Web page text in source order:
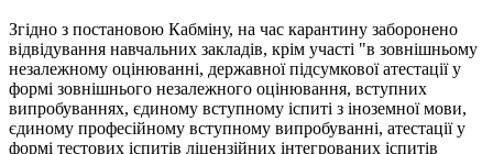
Згідно з постановою Кабміну, на час карантину заборонено
відвідування навчальних закладів, крім участі "в зовнішньому
незалежному оцінюванні, державної підсумкової атестації у
формі зовнішнього незалежного оцінювання, вступних
випробуваннях, єдиному вступному іспиті з іноземної мови,
єдиному професійному вступному випробуванні, атестації у
формі тестових іспитів ліцензійних інтегрованих іспитів